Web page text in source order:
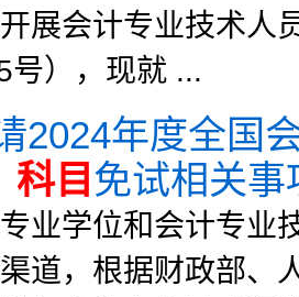
展会计专业技术人
号），现就 ...
2024年度全国
科目 免试相关事
业学位和会计专业
道，根据财政部、